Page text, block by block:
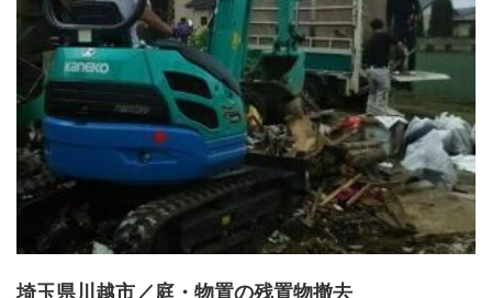
埼玉県川越市／庭・物置の残置物撤去